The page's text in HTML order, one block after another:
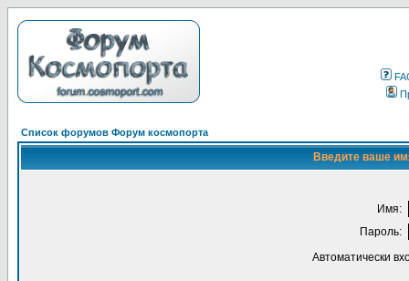
Список форумов Форум космопорта
Введите ваше
Имя:
Пароль:
Автоматически